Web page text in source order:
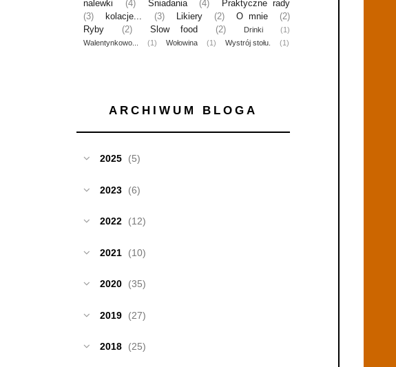
nalewki
(4) Śniadania (4)
Praktyczne rady
(3)
kolacje... (3) Likiery (2) O mnie
(2)
Ryby
(2) Slow food (2) Drinki
(1)
Walentynkowo...
(1) Wołowina (1) Wystrój stołu. (1)
ARCHIWUM BLOGA
2025 (5)
2023 (6)
2022 (12)
2021 (10)
2020 (35)
2019 (27)
2018 (25)